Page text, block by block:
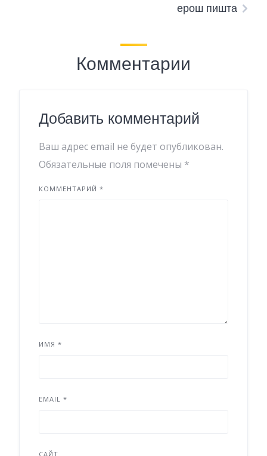
ерош пишта
Комментарии
Добавить комментарий
Ваш адрес email не будет опубликован.
Обязательные поля помечены *
КОММЕНТАРИЙ *
ИМЯ *
EMAIL *
САЙТ